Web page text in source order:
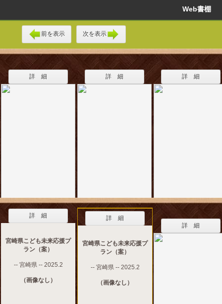
Web書棚
前を表示 次を表示
詳 細 詳 細 詳 細
詳 細
宮崎県こども未来応援プ
ラン（案）
-- 宮崎県 -- 2025.2
（画像なし）
詳 細
宮崎県こども未来応援プ
ラン（案）
-- 宮崎県 -- 2025.2
（画像なし）
詳 細